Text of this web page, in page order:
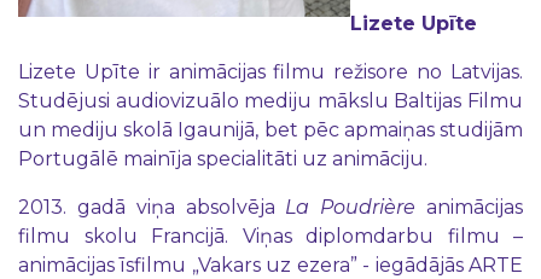
Lizete Upīte
Lizete Upīte ir animācijas filmu režisore no Latvijas.
Studējusi audiovizuālo mediju mākslu Baltijas Filmu
un mediju skolā Igaunijā, bet pēc apmaiņas studijām
Portugālē mainīja specialitāti uz animāciju.
2013. gadā viņa absolvēja La Poudrière animācijas
filmu skolu Francijā. Viņas diplomdarbu filmu –
animācijas īsfilmu „Vakars uz ezera” - iegādājās ARTE